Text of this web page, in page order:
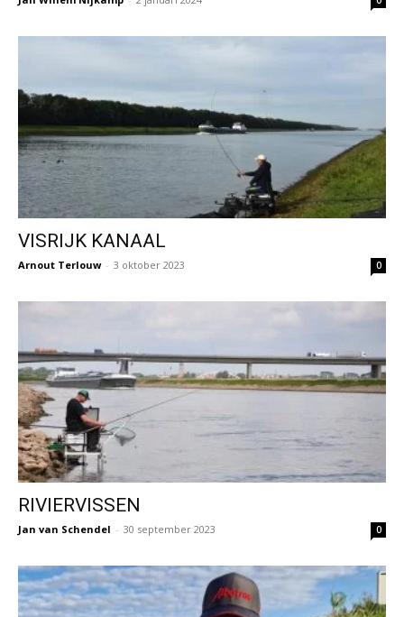
VISRIJK KANAAL
Arnout Terlouw - 3 oktober 2023 0
RIVIERVISSEN
Jan van Schendel - 30 september 2023 0